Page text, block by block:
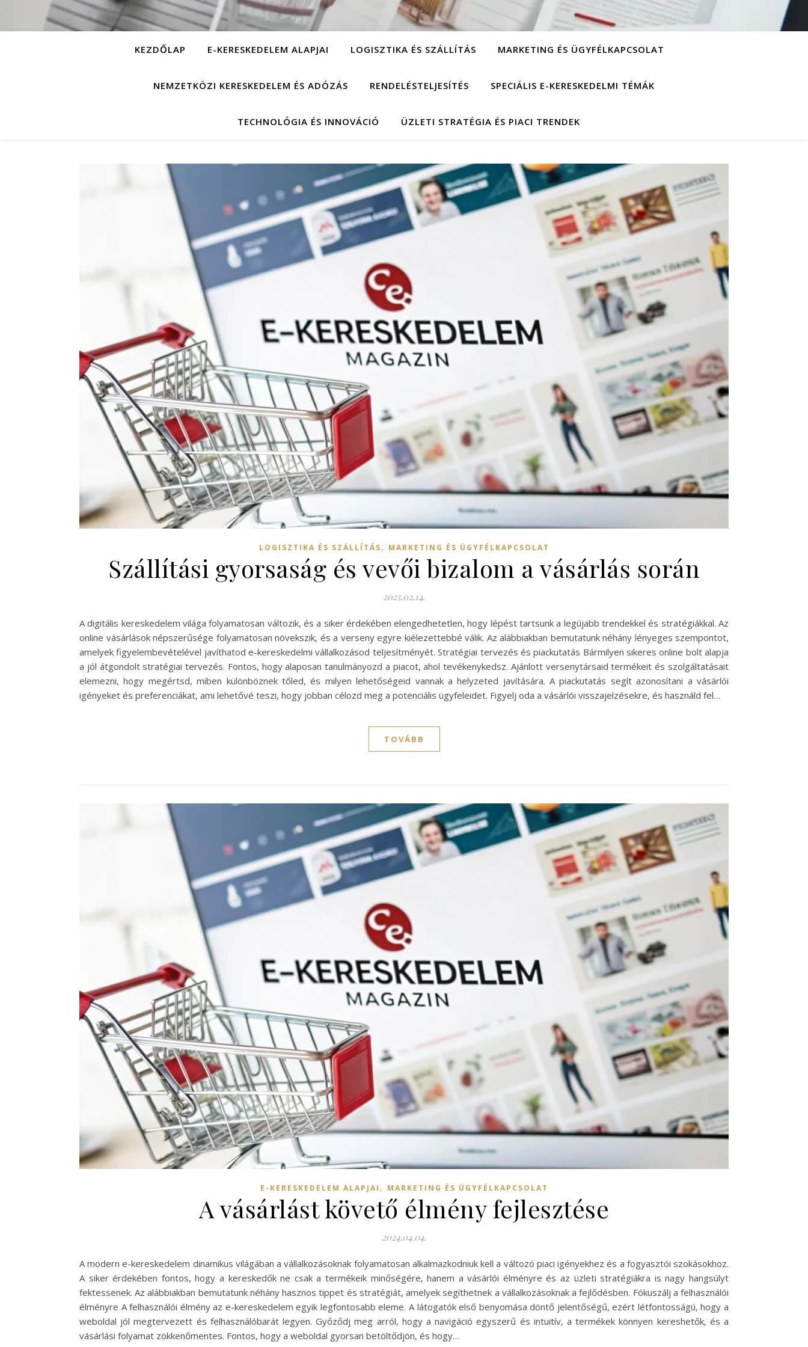
KEZDŐLAP E-KERESKEDELEM ALAPJAI LOGISZTIKA ÉS SZÁLLÍTÁS MARKETING ÉS ÜGYFÉLKAPCSOLAT
NEMZETKÖZI KERESKEDELEM ÉS ADÓZÁS RENDELÉSTELJESÍTÉS SPECIÁLIS E-KERESKEDELMI TÉMÁK
TECHNOLÓGIA ÉS INNOVÁCIÓ ÜZLETI STRATÉGIA ÉS PIACI TRENDEK
LOGISZTIKA ÉS SZÁLLÍTÁS, MARKETING ÉS ÜGYFÉLKAPCSOLAT
Szállítási gyorsaság és vevői bizalom a vásárlás során
2025.02.14.
A digitális kereskedelem világa folyamatosan változik, és a siker érdekében elengedhetetlen, hogy lépést tartsunk a legújabb trendekkel és stratégiákkal. Az
online vásárlások népszerűsége folyamatosan növekszik, és a verseny egyre kiélezettebbé válik. Az alábbiakban bemutatunk néhány lényeges szempontot,
amelyek figyelembevételével javíthatod e-kereskedelmi vállalkozásod teljesítményét. Stratégiai tervezés és piackutatás Bármilyen sikeres online bolt alapja
a jól átgondolt stratégiai tervezés. Fontos, hogy alaposan tanulmányozd a piacot, ahol tevékenykedsz. Ajánlott versenytársaid termékeit és szolgáltatásait
elemezni, hogy megértsd, miben különböznek tőled, és milyen lehetőségeid vannak a helyzeted javítására. A piackutatás segít azonosítani a vásárlói
igényeket és preferenciákat, ami lehetővé teszi, hogy jobban célozd meg a potenciális ügyfeleidet. Figyelj oda a vásárlói visszajelzésekre, és használd fel…
TOVÁBB
E-KERESKEDELEM ALAPJAI , MARKETING ÉS ÜGYFÉLKAPCSOLAT
A vásárlást követő élmény fejlesztése
2024.04.04.
A modern e-kereskedelem dinamikus világában a vállalkozásoknak folyamatosan alkalmazkodniuk kell a változó piaci igényekhez és a fogyasztói szokásokhoz.
A siker érdekében fontos, hogy a kereskedők ne csak a termékeik minőségére, hanem a vásárlói élményre és az üzleti stratégiákra is nagy hangsúlyt
fektessenek. Az alábbiakban bemutatunk néhány hasznos tippet és stratégiát, amelyek segíthetnek a vállalkozásoknak a fejlődésben. Fókuszálj a felhasználói
élményre A felhasználói élmény az e-kereskedelem egyik legfontosabb eleme. A látogatók első benyomása döntő jelentőségű, ezért létfontosságú, hogy a
weboldal jól megtervezett és felhasználóbarát legyen. Győződj meg arról, hogy a navigáció egyszerű és intuitív, a termékek könnyen kereshetők, és a
vásárlási folyamat zökkenőmentes. Fontos, hogy a weboldal gyorsan betöltődjön, és hogy…